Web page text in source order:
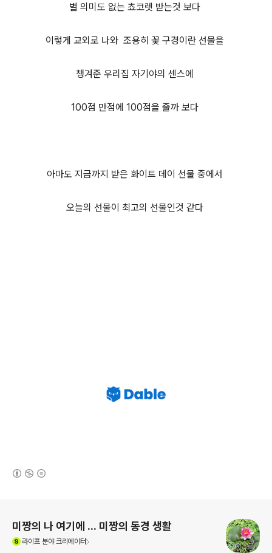
별 의미도 없는 쵸코렛 받는것 보다
이렇게 교외로 나와 조용히 꽃 구경이란 선물을
챙겨준 우리집 자기야의 센스에
100점 만점에 100점을 줄까 보다
아마도 지금까지 받은 화이트 데이 선물 중에서
오늘의 선물이 최고의 선물인것 같다
미짱의 나 여기에 ... 미짱의 동경 생활
라이프분야 크리에이터